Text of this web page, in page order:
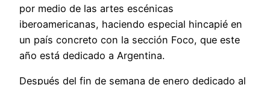
por medio de las artes escénicas
iberoamericanas, haciendo especial hincapié en
un país concreto con la sección Foco, que este
año está dedicado a Argentina.
Después del fin de semana de enero dedicado al